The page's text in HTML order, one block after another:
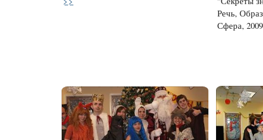
Речь,
Сфера,